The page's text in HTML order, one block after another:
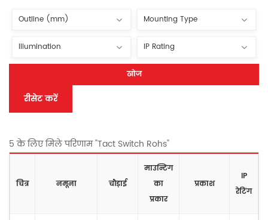
खोज
रीसेट करें
5 के लिए मिले परिणाम "Tact Switch Rohs"
चित्र नमूना चौड़ाई
माउन्टिंग
का
प्रकार
प्रकाश
IP
रेटिंग